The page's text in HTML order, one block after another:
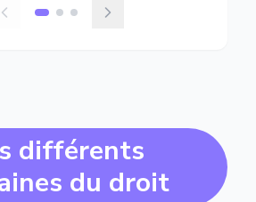
différents
du droit